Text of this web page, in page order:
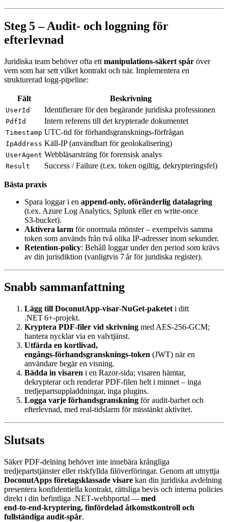
Steg 5 – Audit‑ och loggning för
efterlevnad
Juridiska team behöver ofta ett manipulations‑säkert spår över
vem som har sett vilket kontrakt och när. Implementera en
strukturerad logg‑pipeline:
Fält Beskrivning
UserId Identifierare för den begärande juridiska professionen
PdfId Intern referens till det krypterade dokumentet
Timestamp UTC‑tid för förhandsgransknings‑förfrågan
IpAddress Käll‑IP (användbart för geolokalisering)
UserAgent Webbläsarsträng för forensisk analys
Result Success / Failure (t.ex. token ogiltig, dekrypteringsfel)
Bästa praxis
Spara loggar i en append‑only, oföränderlig datalagring
(t.ex. Azure Log Analytics, Splunk eller en write‑once
S3‑bucket).
Aktivera larm för onormala mönster – exempelvis samma
token som används från två olika IP‑adresser inom sekunder.
Retention‑policy: Behåll loggar under den period som krävs
av din jurisdiktion (vanligtvis 7 år för juridiska register).
Snabb sammanfattning
Lägg till DoconutApp‑visar‑NuGet‑paketet i ditt
.NET 6+‑projekt.
Kryptera PDF‑filer vid skrivning med AES‑256‑GCM;
hantera nycklar via en valvtjänst.
Utfärda en kortlivad,
engångs‑förhandsgransknings‑token (JWT) när en
användare begär en visning.
Bädda in visaren i en Razor‑sida; visaren hämtar,
dekrypterar och renderar PDF‑filen helt i minnet – inga
tredjepartsuppladdningar, inga plugins.
Logga varje förhandsgranskning för audit‑barhet och
efterlevnad, med real‑tidslarm för misstänkt aktivitet.
Slutsats
Säker PDF‑delning behöver inte innebära krångliga
tredjepartstjänster eller riskfyllda filöverföringar. Genom att utnyttja
DoconutApps företagsklassade visare kan din juridiska avdelning
presentera konfidentiella kontrakt, rättsliga bevis och interna policies
direkt i din befintliga .NET‑webbportal —med
end‑to‑end‑kryptering, finfördelad åtkomstkontroll och
fullständiga audit‑spår.